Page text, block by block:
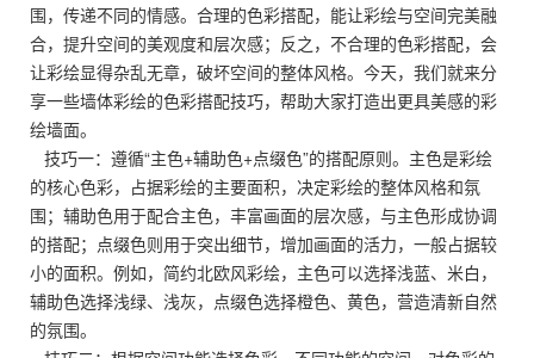
围，传递不同的情感。合理的色彩搭配，能让彩绘与空间完美融
合，提升空间的美观度和层次感；反之，不合理的色彩搭配，会
让彩绘显得杂乱无章，破坏空间的整体风格。今天，我们就来分
享一些墙体彩绘的色彩搭配技巧，帮助大家打造出更具美感的彩
绘墙面。
技巧一：遵循“主色+辅助色+点缀色”的搭配原则。主色是彩绘
的核心色彩，占据彩绘的主要面积，决定彩绘的整体风格和氛
围；辅助色用于配合主色，丰富画面的层次感，与主色形成协调
的搭配；点缀色则用于突出细节，增加画面的活力，一般占据较
小的面积。例如，简约北欧风彩绘，主色可以选择浅蓝、米白，
辅助色选择浅绿、浅灰，点缀色选择橙色、黄色，营造清新自然
的氛围。